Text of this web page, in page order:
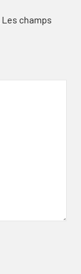
Les champs